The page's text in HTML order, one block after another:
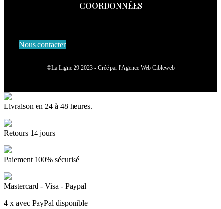
COORDONNÉES
Nous contacter
©La Ligne 29 2023 - Créé par l'Agence Web Cibleweb
Livraison en 24 à 48 heures.
Retours 14 jours
Paiement 100% sécurisé
Mastercard - Visa - Paypal
4 x avec PayPal disponible